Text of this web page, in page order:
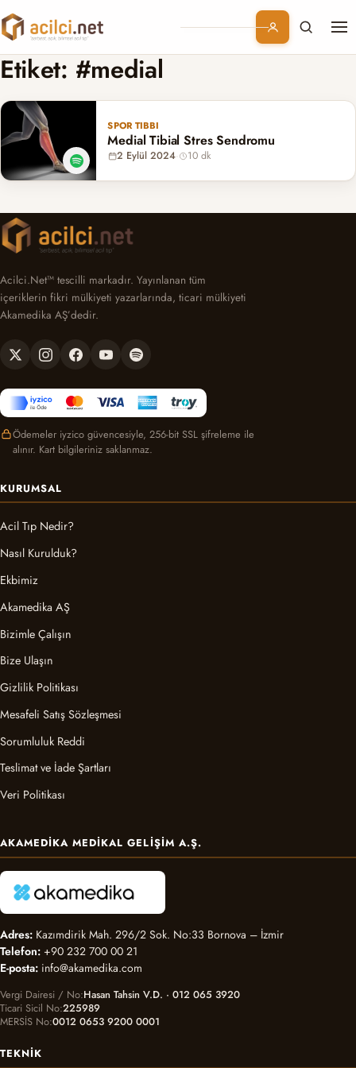
Branşlar
Konular
Kurumsal
Etiket: #medial
SPOR TIBBI
Medial Tibial Stres Sendromu
2 Eylül 2024· 10 dk
Acilci.Net™ tescilli markadır. Yayınlanan tüm
içeriklerin fikri mülkiyeti yazarlarında, ticari mülkiyeti
Akamedika AŞ’dedir.
Ödemeler iyzico güvencesiyle, 256-bit SSL şifreleme ile
alınır. Kart bilgileriniz saklanmaz.
KURUMSAL
Acil Tıp Nedir?
Nasıl Kurulduk?
Ekbimiz
Akamedika AŞ
Bizimle Çalışın
Bize Ulaşın
Gizlilik Politikası
Mesafeli Satış Sözleşmesi
Sorumluluk Reddi
Teslimat ve İade Şartları
Veri Politikası
AKAMEDIKA MEDIKAL GELIŞIM A.Ş.
Adres: Kazımdirik Mah. 296/2 Sok. No:33 Bornova – İzmir
Telefon: +90 232 700 00 21
E-posta: info@akamedika.com
Vergi Dairesi / No Hasan Tahsin V.D. · 012 065 3920
Ticari Sicil No 225989
MERSİS No 0012 0653 9200 0001
TEKNIK